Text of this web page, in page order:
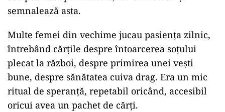
semnalează asta.
Multe femei din vechime jucau pasiența zilnic,
întrebând cărțile despre întoarcerea soțului
plecat la război, despre primirea unei vești
bune, despre sănătatea cuiva drag. Era un mic
ritual de speranță, repetabil oricând, accesibil
oricui avea un pachet de cărți.